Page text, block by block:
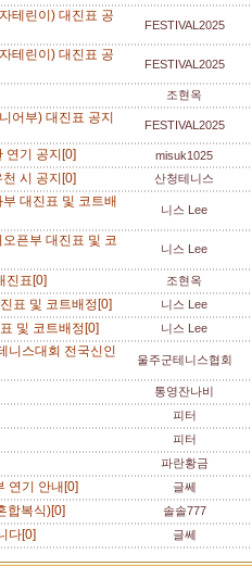
테린이) 대진표 공
FESTIVAL2025
테린이) 대진표 공
FESTIVAL2025
조현옥
어부) 대진표 공지
FESTIVAL2025
연기 공지[0] misuk1025
시 공지[0] 산청테니스
대진표 및 코트배
니스 Lee
픈부 대진표 및 코
니스 Lee
진표[0] 조현옥
표 및 코트배정[0] 니스 Lee
및 코트배정[0] 니스 Lee
니스대회 전국신인
울주군테니스협회
통영잔나비
피터
피터
파란황금
연기 안내[0] 글쎄
합복식)[0] 솔솔777
다[0] 글쎄